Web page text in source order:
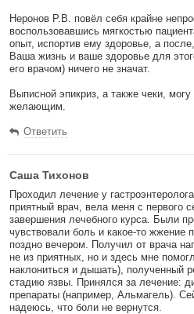
Неронов Р.В. повёл себя крайне
воспользовавшись мягкостью
опыт, испортив ему здоровье, а
Ваша жизнь и ваше здоровье для
его врачом) ничего не значат.
Выписной эпикриз, а также чеки,
желающим.
Ответить
Саша Тихонов
Проходил лечение у
приятный врач, вела меня с первого
завершения лечебного курса. Были
чувствовали боль и какое-то
поздно вечером. Получил от врача
не из приятных, но и здесь мне
наклониться и дышать), полученный
стадию язвы. Принялся за лечение:
препараты (например, Альмагель).
надеюсь, что боли не вернутся.